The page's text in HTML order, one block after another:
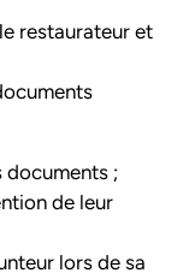
restaurateur et
;
de leur
lors de sa